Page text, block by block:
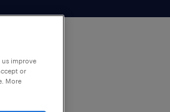
improve
or
More